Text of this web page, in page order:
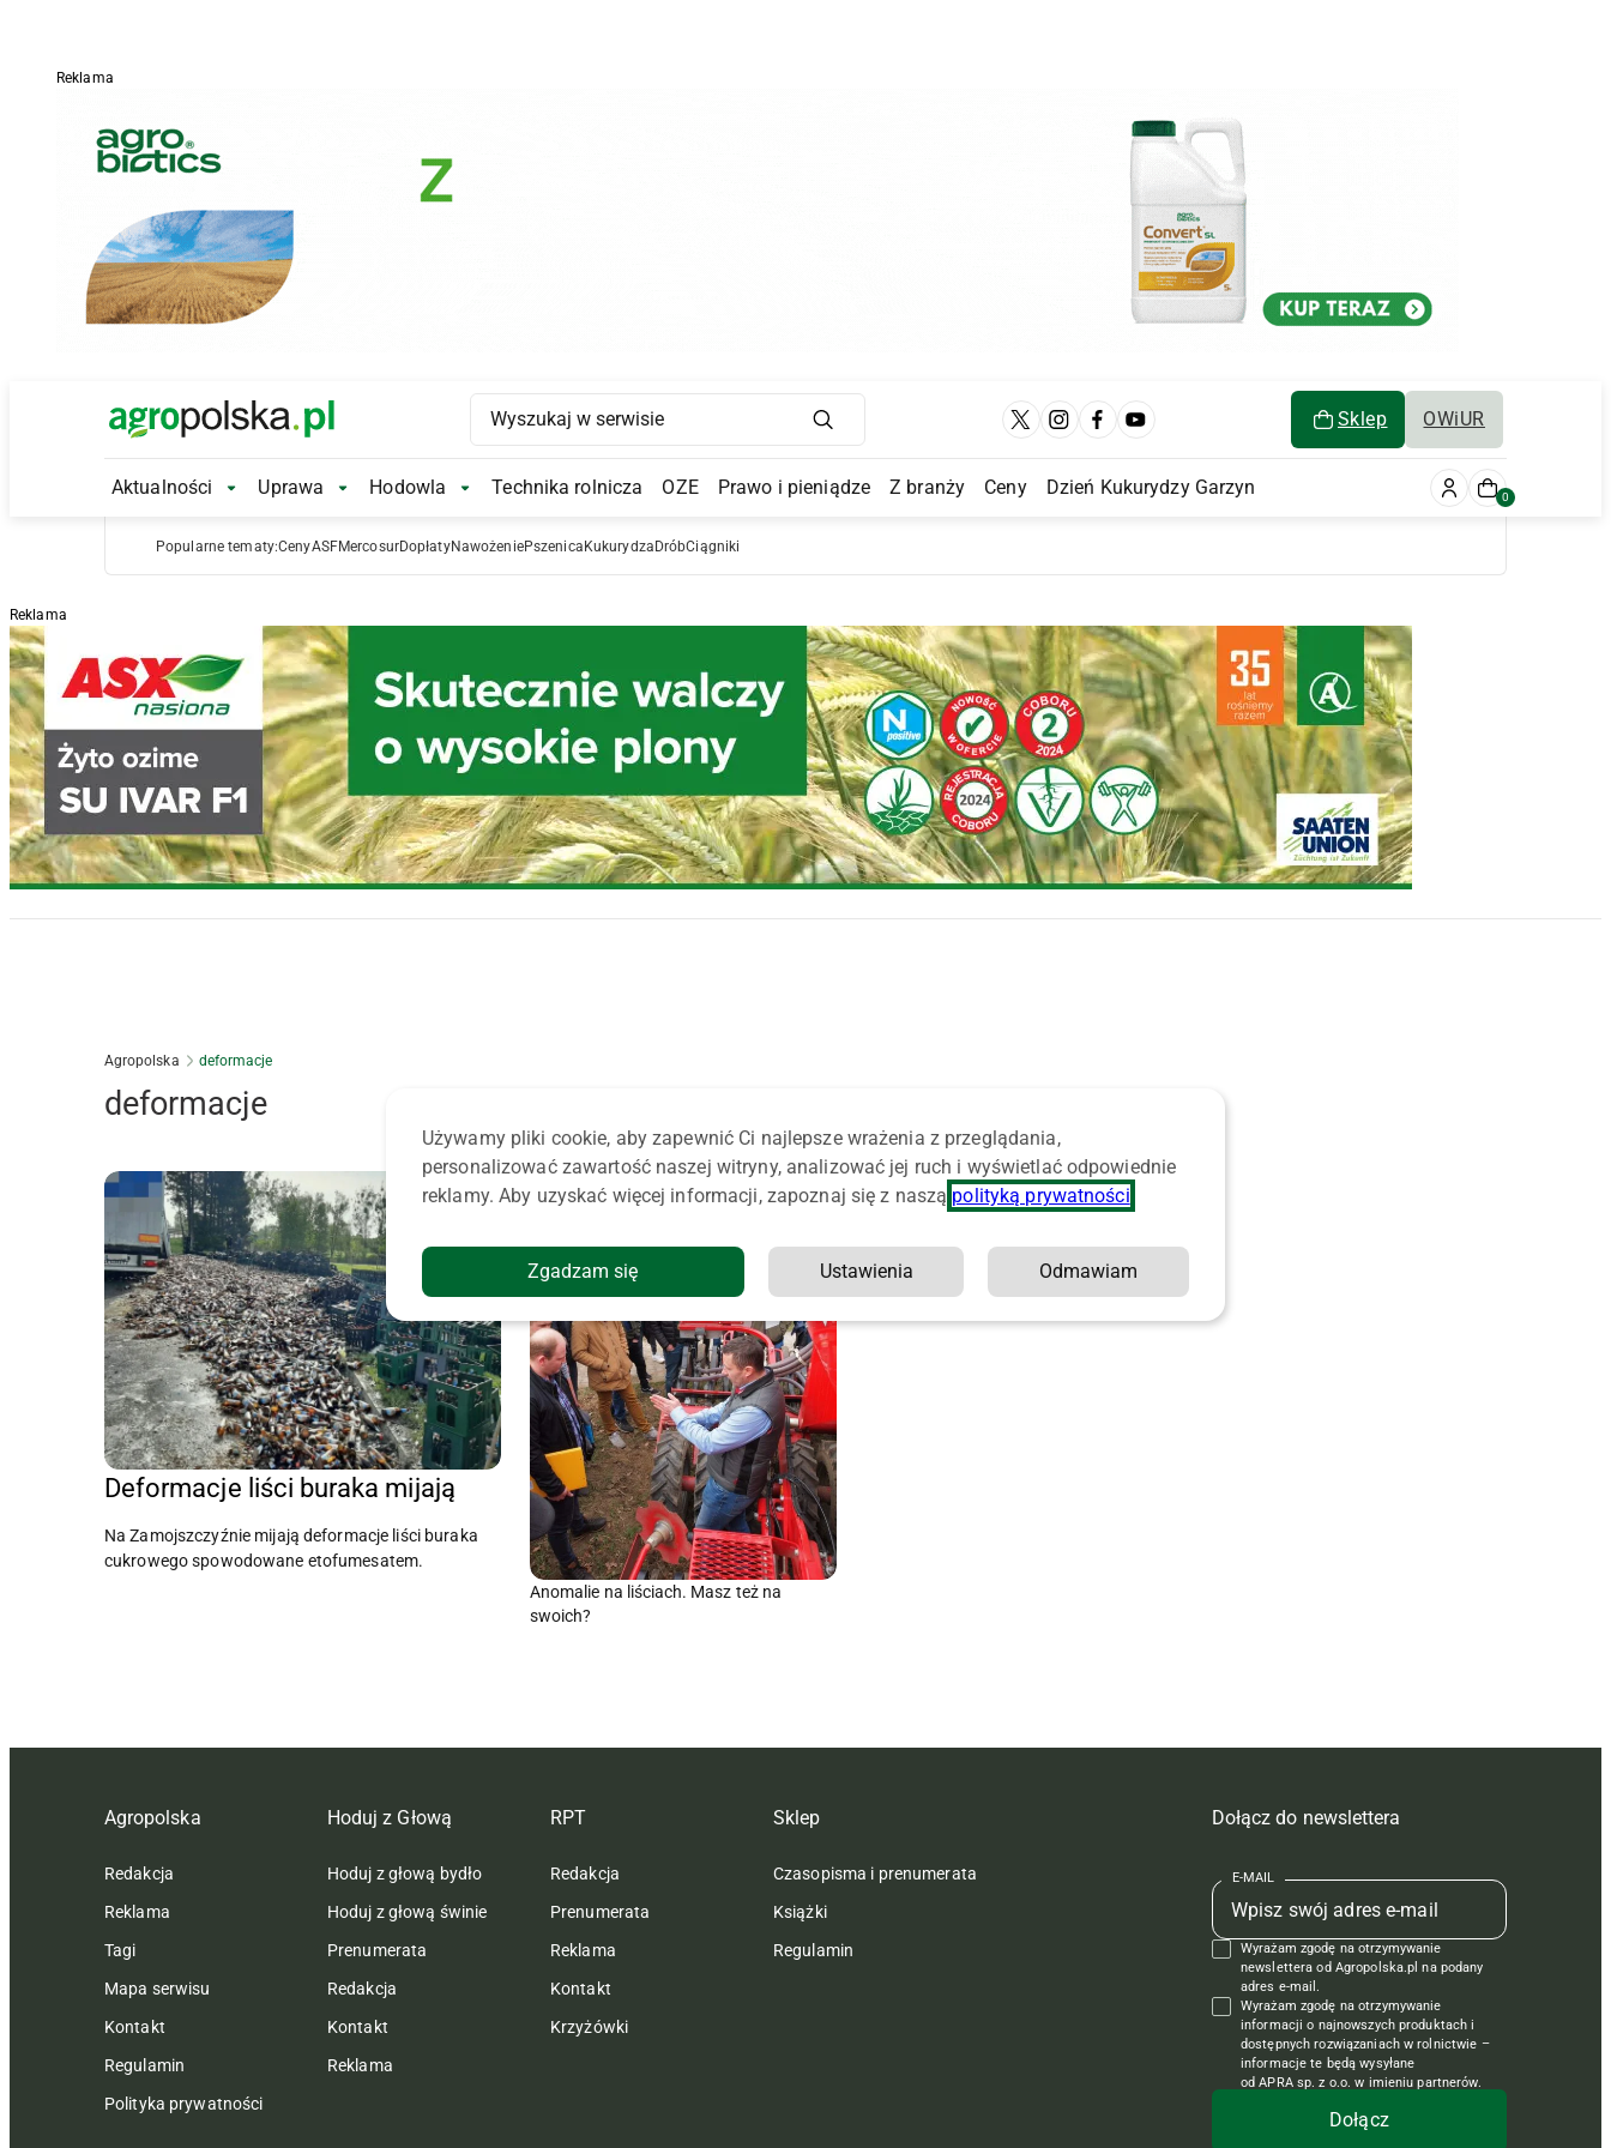
Reklama
Main Logo Sklep OWiUR
Main Navigation
Aktualności Aktualności Submenu
Uprawa Uprawa Submenu
Hodowla Hodowla Submenu
Technika rolnicza OZE Prawo i pieniądze Z branży Ceny Dzień Kukurydzy Garzyn 0
Popularne tematy:CenyASFMercosurDopłatyNawożeniePszenica Kukurydza DróbCiągniki
Reklama
Agropolska deformacje
deformacje
Deformacje liści buraka mijają
Na Zamojszczyźnie mijają deformacje liści buraka
cukrowego spowodowane etofumesatem.
Anomalie na liściach. Masz też na
swoich?
Agropolska
Redakcja
Reklama
Tagi
Mapa serwisu
Kontakt
Regulamin
Polityka prywatności
Hoduj z Głową
Hoduj z głową bydło
Hoduj z głową świnie
Prenumerata
Redakcja
Kontakt
Reklama
RPT
Redakcja
Prenumerata
Reklama
Kontakt
Krzyżówki
Sklep
Czasopisma i prenumerata
Książki
Regulamin
Dołącz do newslettera
E-MAIL
Wyrażam zgodę na otrzymywanie
newslettera od Agropolska.pl na podany
adres e-mail.
Wyrażam zgodę na otrzymywanie
informacji o najnowszych produktach i
dostępnych rozwiązaniach w rolnictwie –
informacje te będą wysyłane
od APRA sp. z o.o. w imieniu partnerów.
Używamy pliki cookie, aby zapewnić Ci najlepsze wrażenia z przeglądania,
personalizować zawartość naszej witryny, analizować jej ruch i wyświetlać odpowiednie
reklamy. Aby uzyskać więcej informacji, zapoznaj się z naszą polityką prywatności
Zgadzam się Ustawienia Odmawiam